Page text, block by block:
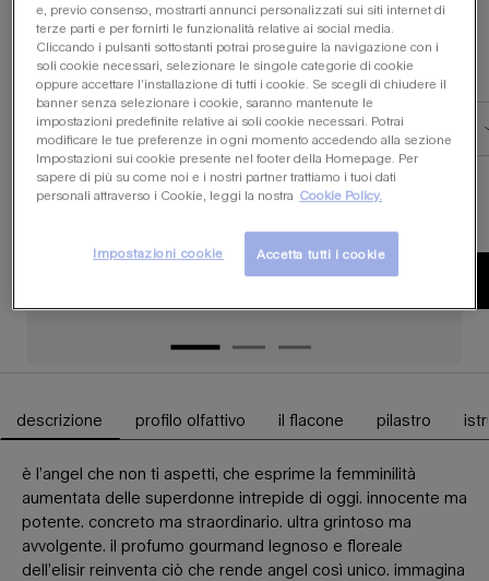
angel elixir eau de
parfum florale
refill
un solo formato per angel elixir ricarica eau de parfum florale
100 ml
trova un rivenditore
angel eau de
parfum
Select a formato for angel eau de
50 ml
seleziona un
formato per angel eau de
scopri
Schede PDP
descrizione profilo olfattivo il flacone pilastro
è l’angel che non ti aspetti, che esprime la femminilità
aumentata delle superdonne intrepide di oggi. innocente ma
potente. concreto ma straordinario. ultra grintoso ma
avvolgente. il profumo gourmand legnoso e floreale
dell’elisir reinventa ciò che rende angel così unico. immagina
e, previo consenso, mostrarti annunci personalizzati sui siti internet di
terze parti e per fornirti le funzionalità relative ai social media.
Cliccando i pulsanti sottostanti potrai proseguire la navigazione con i
soli cookie necessari, selezionare le singole categorie di cookie
oppure accettare l’installazione di tutti i cookie. Se scegli di chiudere il
banner senza selezionare i cookie, saranno mantenute le
impostazioni predefinite relative ai soli cookie necessari. Potrai
modificare le tue preferenze in ogni momento accedendo alla sezione
Impostazioni sui cookie presente nel footer della Homepage. Per
sapere di più su come noi e i nostri partner trattiamo i tuoi dati
personali attraverso i Cookie, leggi la nostra Cookie Policy.
Impostazioni cookie Accetta tutti i cookie